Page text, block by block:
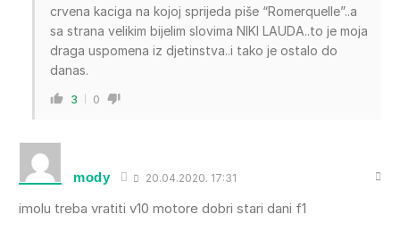
crvena kaciga na kojoj sprijeda piše “Romerquelle”..a
sa strana velikim bijelim slovima NIKI LAUDA..to je moja
draga uspomena iz djetinstva..i tako je ostalo do
danas.
3 0
mody 20.04.2020. 17:31
imolu treba vratiti v10 motore dobri stari dani f1